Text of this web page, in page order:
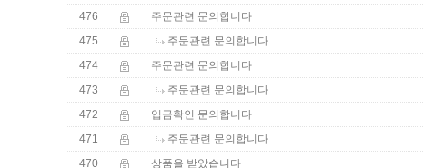
476
주문관련 문의합니다
475
주문관련 문의합니다
474
주문관련 문의합니다
473
주문관련 문의합니다
472
입금확인 문의합니다
471
주문관련 문의합니다
470
상품을 받았습니다